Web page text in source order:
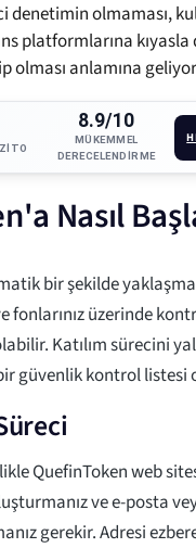
denetimin olmaması,
platformlarına kıyasla
olması anlamına
8.9/10
MÜKEMMEL
DERECELENDIRME
Nasıl
bir şekilde
fonlarınız üzerinde
Katılım sürecini
güvenlik kontrol listesi
QuefinToken web
ve e-posta
gerekir. Adresi